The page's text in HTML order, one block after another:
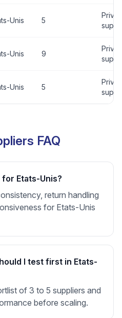
Unis 5
Unis 9
Unis 5
FAQ
Etats-Unis?
return handling
for Etats-Unis
I test first in Etats-
of 3 to 5 suppliers and
before scaling.